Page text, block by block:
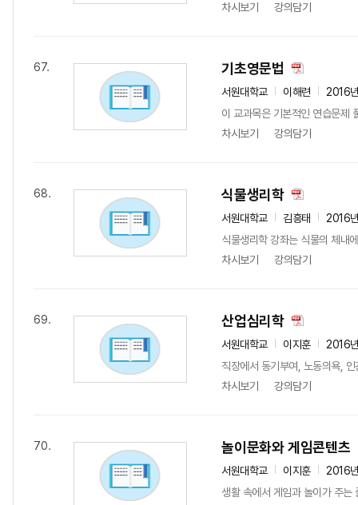
차시보기
강의담기
67. 기초영문법
서원대학교 이해련
2016
이 교과목은 기본적인 연습문제
차시보기
강의담기
68. 식물생리학
서원대학교 김흥태
2016
식물생리학 강좌는 식물의 체내
차시보기
강의담기
69. 산업심리학
서원대학교 이지훈
2016
직장에서 동기부여, 노동의욕,
차시보기
강의담기
70. 놀이문화와 게임콘텐츠
서원대학교 이지훈
2016
생활 속에서 게임과 놀이가 주는